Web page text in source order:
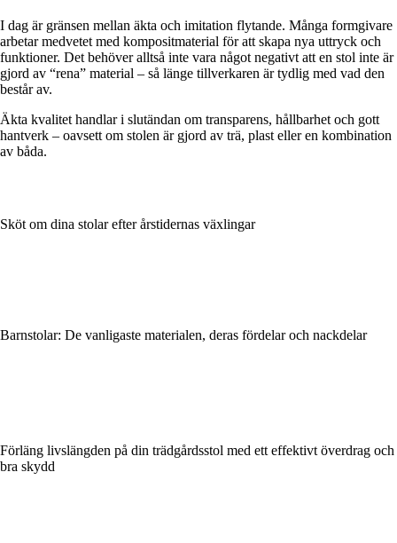
I dag är gränsen mellan äkta och imitation flytande. Många formgivare
arbetar medvetet med kompositmaterial för att skapa nya uttryck och
funktioner. Det behöver alltså inte vara något negativt att en stol inte är
gjord av “rena” material – så länge tillverkaren är tydlig med vad den
består av.
Äkta kvalitet handlar i slutändan om transparens, hållbarhet och gott
hantverk – oavsett om stolen är gjord av trä, plast eller en kombination
av båda.
Sköt om dina stolar efter årstidernas växlingar
Barnstolar: De vanligaste materialen, deras fördelar och nackdelar
Förläng livslängden på din trädgårdsstol med ett effektivt överdrag och
bra skydd